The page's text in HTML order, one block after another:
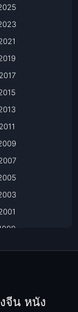
2017
2011
จีน หนัง